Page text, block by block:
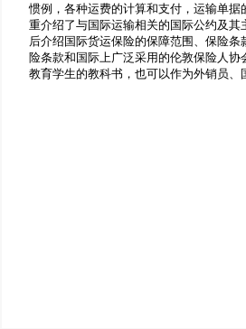
惯例，各种运费的计算和支付，运输单
重介绍了与国际运输相关的国际公约及
后介绍国际货运保险的保障范围、保险
险条款和国际上广泛采用的伦敦保险人
教育学生的教科书，也可以作为外销员、